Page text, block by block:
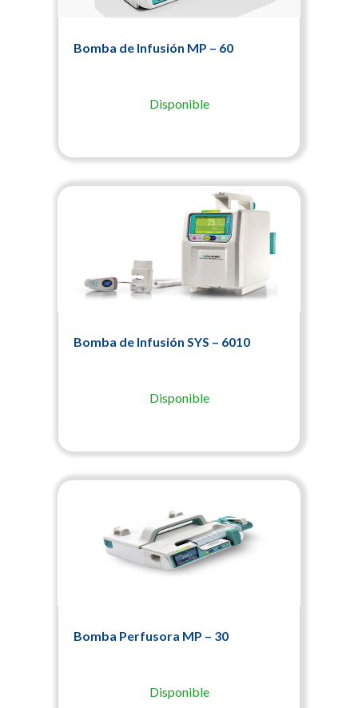
Bomba de Infusión MP – 60
Disponible
Bomba de Infusión SYS – 6010
Disponible
Bomba Perfusora MP – 30
Disponible